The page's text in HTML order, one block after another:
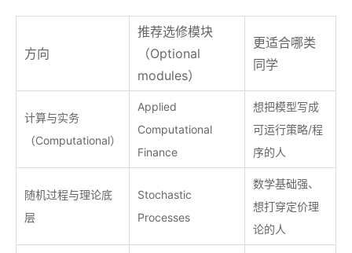
方向
推荐选修模块
（Optional
modules）
更适合哪类
同学
计算与实务
（Computational）
Applied
Computational
Finance
想把模型写成
可运行策略/程
序的人
随机过程与理论底
层
Stochastic
Processes
数学基础强、
想打穿定价理
论的人